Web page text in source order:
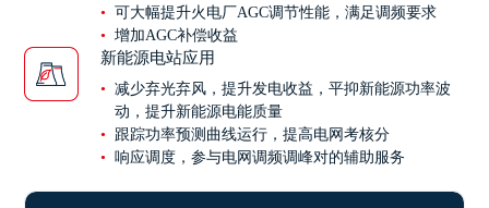
可大幅提升火电厂AGC调节性能，满足调频要求
增加AGC补偿收益
新能源电站应用
减少弃光弃风，提升发电收益，平抑新能源功率波
动，提升新能源电能质量
跟踪功率预测曲线运行，提高电网考核分
响应调度，参与电网调频调峰对的辅助服务